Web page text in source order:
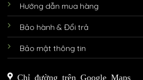
Hướng dẫn mua hàng
Bảo hành & Đổi trả
Bảo mật thông tin
Chỉ đường trên Google Maps